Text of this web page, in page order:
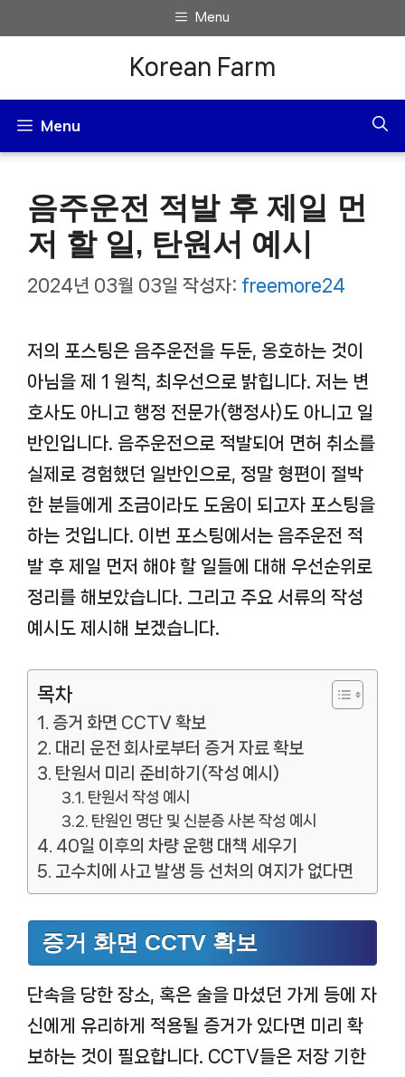
Menu
Korean Farm
Menu
음주운전 적발 후 제일 먼
저 할 일, 탄원서 예시
2024년 03월 03일 작성자: freemore24
저의 포스팅은 음주운전을 두둔, 옹호하는 것이
아님을 제 1 원칙, 최우선으로 밝힙니다. 저는 변
호사도 아니고 행정 전문가(행정사)도 아니고 일
반인입니다. 음주운전으로 적발되어 면허 취소를
실제로 경험했던 일반인으로, 정말 형편이 절박
한 분들에게 조금이라도 도움이 되고자 포스팅을
하는 것입니다. 이번 포스팅에서는 음주운전 적
발 후 제일 먼저 해야 할 일들에 대해 우선순위로
정리를 해보았습니다. 그리고 주요 서류의 작성
예시도 제시해 보겠습니다.
목차
증거 화면 CCTV 확보
대리 운전 회사로부터 증거 자료 확보
탄원서 미리 준비하기(작성 예시)
탄원서 작성 예시
탄원인 명단 및 신분증 사본 작성 예시
40일 이후의 차량 운행 대책 세우기
고수치에 사고 발생 등 선처의 여지가 없다면
증거 화면 CCTV 확보
단속을 당한 장소, 혹은 술을 마셨던 가게 등에 자
신에게 유리하게 적용될 증거가 있다면 미리 확
보하는 것이 필요합니다. CCTV들은 저장 기한